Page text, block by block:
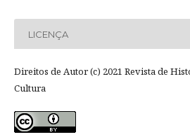
LICENÇA
Direitos de Autor (c) 2021 Revista de
Cultura